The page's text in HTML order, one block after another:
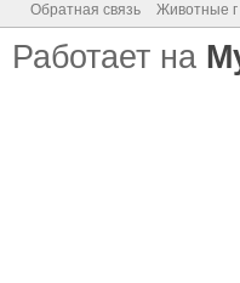
Обратная связь Животные г
Работает на